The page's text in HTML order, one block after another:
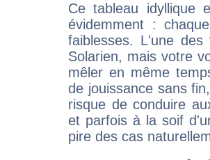
Ce tableau idyllique
évidemment :
faiblesses. L'une
Solarien, mais votre
mêler en même
de jouissance sans
risque de conduire
et parfois à la soif
pire des cas